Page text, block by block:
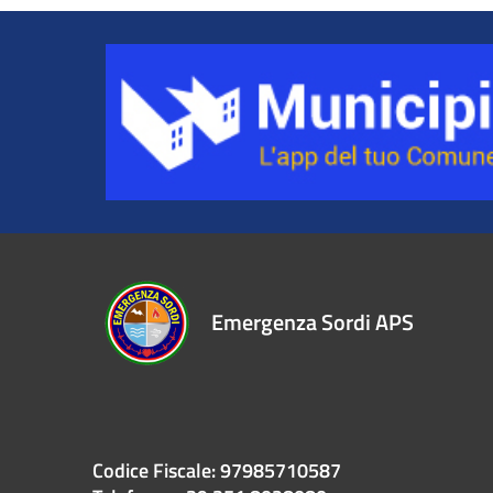
Emergenza Sordi APS
Codice Fiscale: 97985710587